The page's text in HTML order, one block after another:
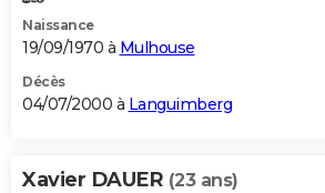
Naissance
19/09/1970 à Mulhouse
Décès
04/07/2000 à Languimberg
Xavier DAUER (23 ans)